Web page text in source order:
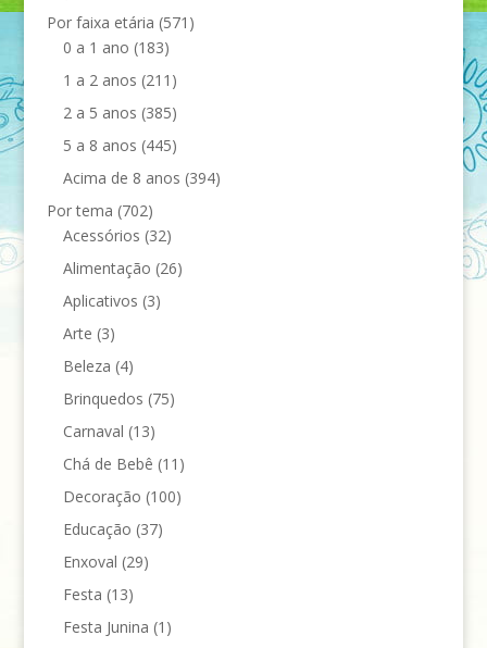
Por faixa etária (571)
0 a 1 ano (183)
1 a 2 anos (211)
2 a 5 anos (385)
5 a 8 anos (445)
Acima de 8 anos (394)
Por tema (702)
Acessórios (32)
Alimentação (26)
Aplicativos (3)
Arte (3)
Beleza (4)
Brinquedos (75)
Carnaval (13)
Chá de Bebê (11)
Decoração (100)
Educação (37)
Enxoval (29)
Festa (13)
Festa Junina (1)